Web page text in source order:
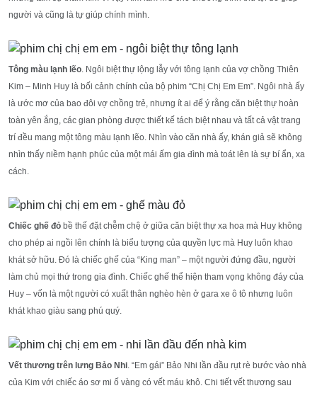
người và cũng là tự giúp chính mình.
Tông màu lạnh lẽo . Ngôi biệt thự lộng lẫy với tông lạnh của vợ chồng Thiên
Kim – Minh Huy là bối cảnh chính của bộ phim “Chị Chị Em Em”. Ngôi nhà ấy
là ước mơ của bao đôi vợ chồng trẻ, nhưng ít ai để ý rằng căn biệt thự hoàn
toàn yên ắng, các gian phòng được thiết kế tách biệt nhau và tất cả vật trang
trí đều mang một tông màu lạnh lẽo. Nhìn vào căn nhà ấy, khán giả sẽ không
nhìn thấy niềm hạnh phúc của một mái ấm gia đình mà toát lên là sự bí ẩn, xa
cách.
Chiếc ghế đỏ bề thế đặt chễm chệ ở giữa căn biệt thự xa hoa mà Huy không
cho phép ai ngồi lên chính là biểu tượng của quyền lực mà Huy luôn khao
khát sở hữu. Đó là chiếc ghế của “King man” – một người đứng đầu, người
làm chủ mọi thứ trong gia đình. Chiếc ghế thể hiện tham vọng không đáy của
Huy – vốn là một người có xuất thân nghèo hèn ở gara xe ô tô nhưng luôn
khát khao giàu sang phú quý.
Vết thương trên lưng Bảo Nhi . “Em gái” Bảo Nhi lần đầu rụt rè bước vào nhà
của Kim với chiếc áo sơ mi ố vàng có vết máu khô. Chi tiết vết thương sau